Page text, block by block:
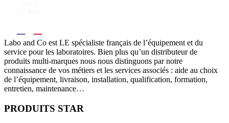
Labo and Co est LE spécialiste français de l’équipement et du
service pour les laboratoires. Bien plus qu’un distributeur de
produits multi-marques nous nous distinguons par notre
connaissance de vos métiers et les services associés : aide au choix
de l’équipement, livraison, installation, qualification, formation,
entretien, maintenance…
PRODUITS STAR